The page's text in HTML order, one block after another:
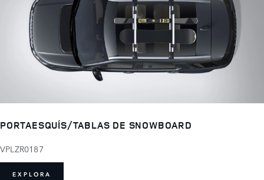
PORTAESQUÍS/TABLAS DE SNOWBOARD
VPLZR0187
EXPLORA